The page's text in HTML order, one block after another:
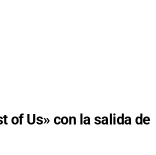
of Us» con la salida de